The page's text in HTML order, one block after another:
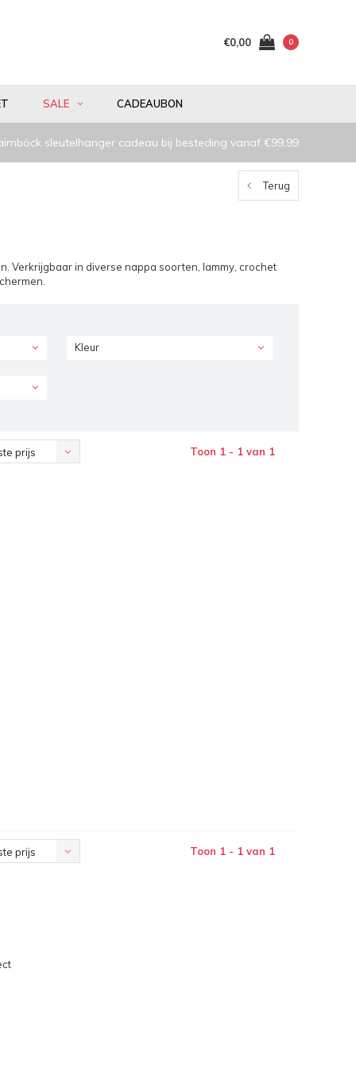
€0,00 0
SALE CADEAUBON
sleutelhanger cadeau bij besteding vanaf €99,99
Terug
Verkrijgbaar in diverse nappa soorten, lammy, crochet
Kleur
prijs Toon 1 - 1 van 1
prijs Toon 1 - 1 van 1